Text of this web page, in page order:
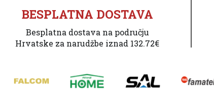
BESPLATNA DOSTAVA
Besplatna dostava na području
Hrvatske za narudžbe iznad 132.72€